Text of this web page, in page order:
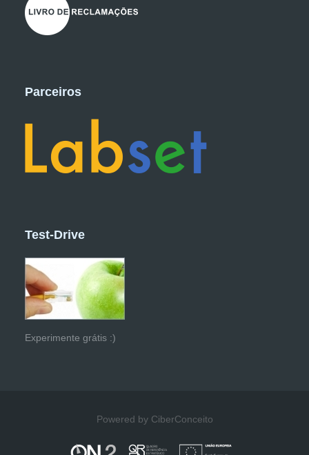
Parceiros
Test-Drive
Experimente grátis :)
Powered by CiberConceito